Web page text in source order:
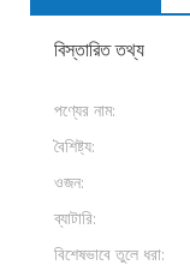
বিস্তারিত তথ্য
পণ্যের নাম:
বৈশিষ্ট্য:
ওজন:
ব্যাটারি:
বিশেষভাবে তুলে ধরা: